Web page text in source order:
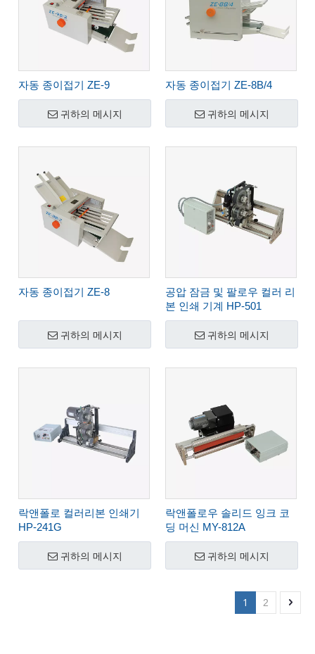
자동 종이접기 ZE-9
귀하의 메시지
자동 종이접기 ZE-8B/4
귀하의 메시지
자동 종이접기 ZE-8
귀하의 메시지
공압 잠금 및 팔로우 컬러 리
본 인쇄 기계 HP-501
귀하의 메시지
락앤폴로 컬러리본 인쇄기
HP-241G
귀하의 메시지
락앤폴로우 솔리드 잉크 코
딩 머신 MY-812A
귀하의 메시지
1 2